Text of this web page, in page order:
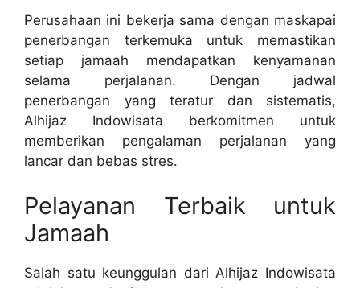
Perusahaan ini bekerja sama dengan maskapai
penerbangan terkemuka untuk memastikan
setiap jamaah mendapatkan kenyamanan
selama perjalanan. Dengan jadwal
penerbangan yang teratur dan sistematis,
Alhijaz Indowisata berkomitmen untuk
memberikan pengalaman perjalanan yang
lancar dan bebas stres.
Pelayanan Terbaik untuk
Jamaah
Salah satu keunggulan dari Alhijaz Indowisata